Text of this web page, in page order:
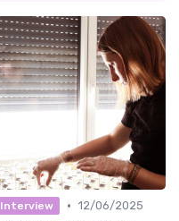
Interview • 12/06/2025